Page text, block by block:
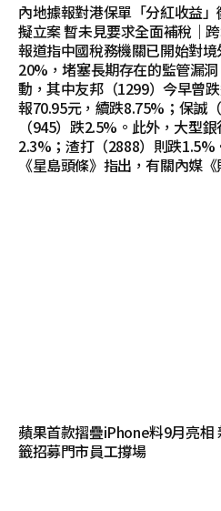
內地據報對港保單「分紅收益
擬立案 暫未見要求全面補稅｜
報道指中國稅務機關已開始對
20%，堵塞長期存在的監管漏
動，其中友邦（1299）今早曾
報70.95元，續跌8.75%；保誠
（945）跌2.5%。此外，大型
2.3%；渣打（2888）則跌
《星島頭條》指出，有關內媒
蘋果首款摺疊iPhone料9月亮相
籤招募門市員工撐場